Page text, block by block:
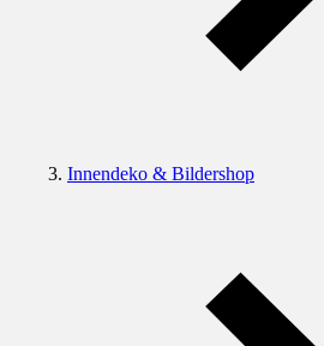
Innendeko & Bildershop